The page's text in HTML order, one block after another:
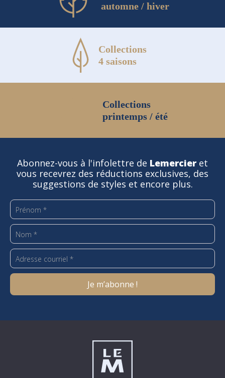
automne / hiver
Collections
4 saisons
Collections
printemps / été
Abonnez-vous à l'infolettre de Lemercier et
vous recevrez des réductions exclusives, des
suggestions de styles et encore plus.